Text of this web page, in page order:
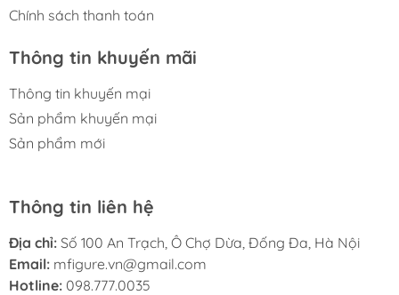
Chính sách thanh toán
Thông tin khuyến mãi
Thông tin khuyến mại
Sản phẩm khuyến mại
Sản phẩm mới
Thông tin liên hệ
Địa chỉ: Số 100 An Trạch, Ô Chợ Dừa, Đống Đa, Hà Nội
Email: mfigure.vn@gmail.com
Hotline: 098.777.0035